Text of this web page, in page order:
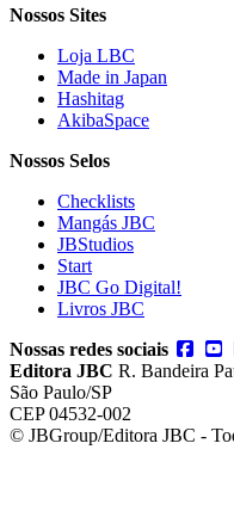
Nossos Sites
Loja LBC
Made in Japan
Hashitag
AkibaSpace
Nossos Selos
Checklists
Mangás JBC
JBStudios
Start
JBC Go Digital!
Livros JBC
Nossas redes sociais
Editora JBC R. Bandeira
São Paulo/SP
CEP 04532-002
© JBGroup/Editora JBC -